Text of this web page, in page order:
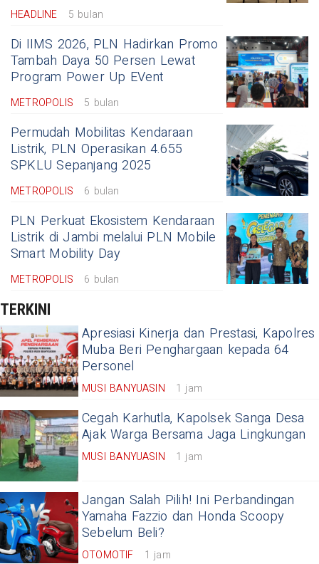
HEADLINE 5 bulan
Di IIMS 2026, PLN Hadirkan Promo
Tambah Daya 50 Persen Lewat
Program Power Up EVent
METROPOLIS 5 bulan
Permudah Mobilitas Kendaraan
Listrik, PLN Operasikan 4.655
SPKLU Sepanjang 2025
METROPOLIS 6 bulan
PLN Perkuat Ekosistem Kendaraan
Listrik di Jambi melalui PLN Mobile
Smart Mobility Day
METROPOLIS 6 bulan
TERKINI
Apresiasi Kinerja dan Prestasi, Kapolres
Muba Beri Penghargaan kepada 64
Personel
MUSI BANYUASIN 1 jam
Cegah Karhutla, Kapolsek Sanga Desa
Ajak Warga Bersama Jaga Lingkungan
MUSI BANYUASIN 1 jam
Jangan Salah Pilih! Ini Perbandingan
Yamaha Fazzio dan Honda Scoopy
Sebelum Beli?
OTOMOTIF 1 jam